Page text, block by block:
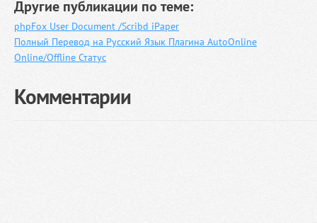
Другие публикации по теме:
phpFox User Document /Scribd iPaper
Полный Перевод на Русский Язык Плагина AutoOnline
Online/Offline Статус
Комментарии